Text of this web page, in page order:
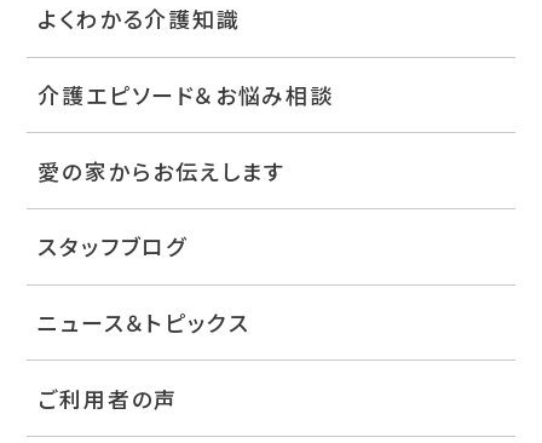
よくわかる介護知識
介護エピソード＆お悩み相談
愛の家からお伝えします
スタッフブログ
ニュース＆トピックス
ご利用者の声